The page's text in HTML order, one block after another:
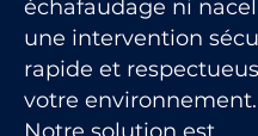
échafaudage ni
une intervention
rapide et
votre environnement.